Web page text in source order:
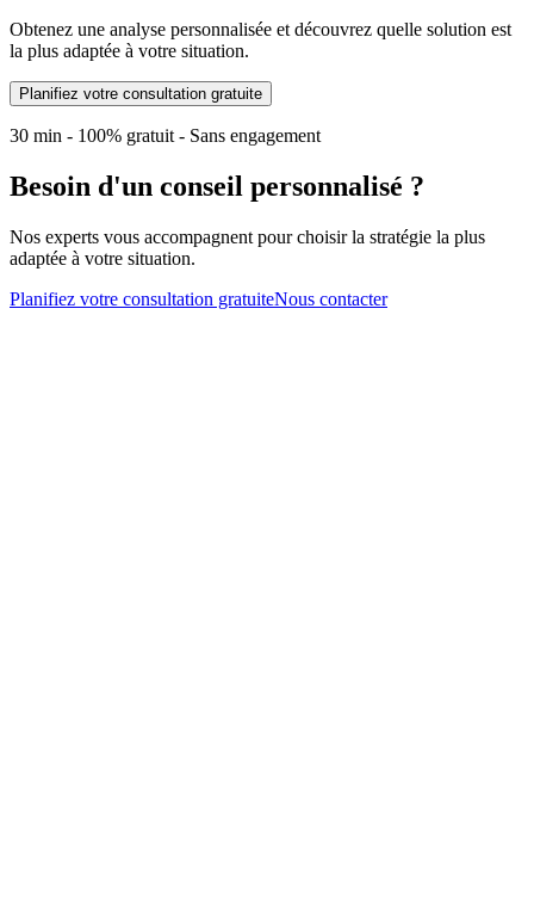
Obtenez une analyse personnalisée et découvrez quelle solution est
la plus adaptée à votre situation.
Planifiez votre consultation gratuite
30 min - 100% gratuit - Sans engagement
Besoin d'un conseil personnalisé ?
Nos experts vous accompagnent pour choisir la stratégie la plus
adaptée à votre situation.
Planifiez votre consultation gratuiteNous contacter